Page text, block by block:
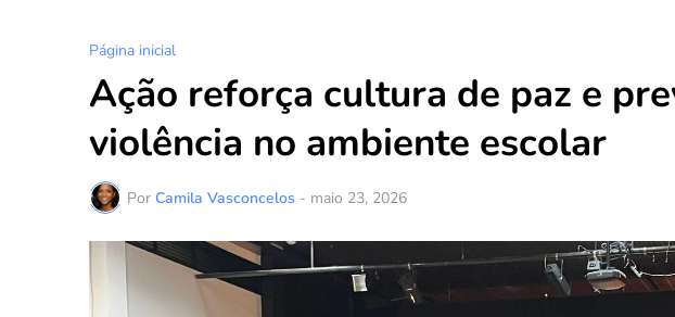
Página inicial
Ação reforça cultura de paz e
violência no ambiente escolar
Por Camila Vasconcelos - maio 23, 2026